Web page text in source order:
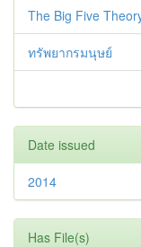
The Big Five
ทรัพยากรมนุษย์
Date issued
2014
Has File(s)